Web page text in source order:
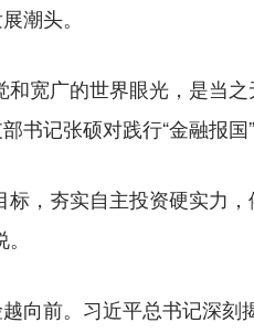
潮头。
广的世界眼光，是当之
书记张硕对践行“金融报国
，夯实自主投资硬实力，
前。习近平总书记深刻